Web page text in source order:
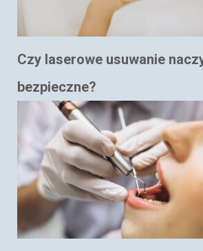
Czy laserowe usuwanie
bezpieczne?